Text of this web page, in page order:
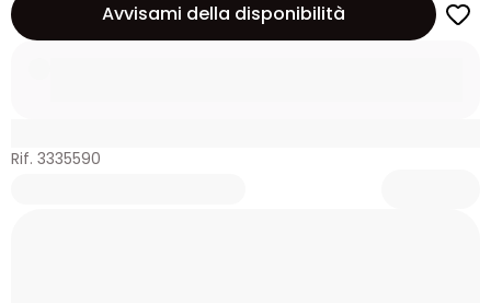
Avvisami della disponibilità
Rif. 3335590